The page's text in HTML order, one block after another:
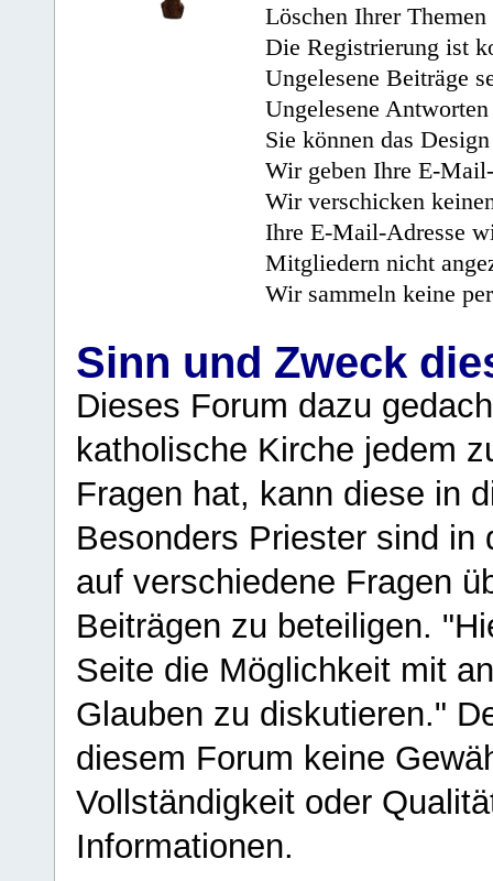
Löschen Ihrer
Die Registrierung ist
Ungelesene Beiträge
Ungelesene
Sie können das
Wir geben Ihre E-
Wir verschicken
Ihre E-Mail-Adresse
Mitgliedern nicht
Wir sammeln keine
Sinn und Zweck
Dieses Forum dazu
katholische Kirche jedem
Fragen hat, kann diese in
Besonders Priester sind in
auf verschiedene Fragen
Beiträgen zu beteiligen.
Seite die Möglichkeit mit
Glauben zu diskutieren."
diesem Forum keine
Vollständigkeit oder
Informationen.